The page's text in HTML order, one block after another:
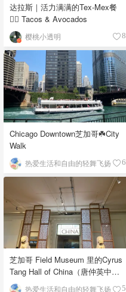
达拉斯｜活力满满的Tex-Mex餐
👉🏼 Tacos & Avocados
樱桃小透明 8
Chicago Downtown芝加哥☘️City
Walk
热爱生活和自由的轻舞飞扬 6
芝加哥 Field Museum 里的Cyrus
Tang Hall of China（唐仲英中国
馆） 热爱生活和自由的轻舞飞扬 5